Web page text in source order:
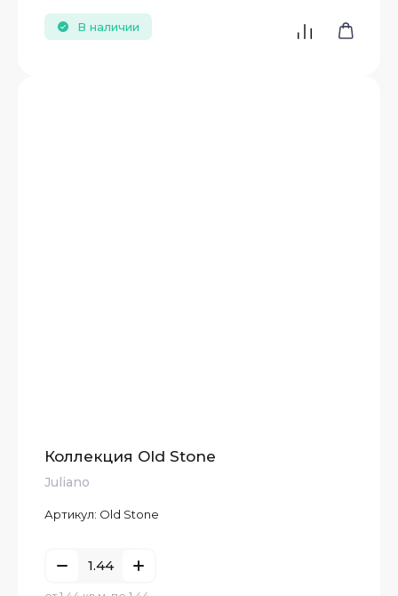
В наличии
Коллекция Old Stone
Juliano
Артикул: Old Stone